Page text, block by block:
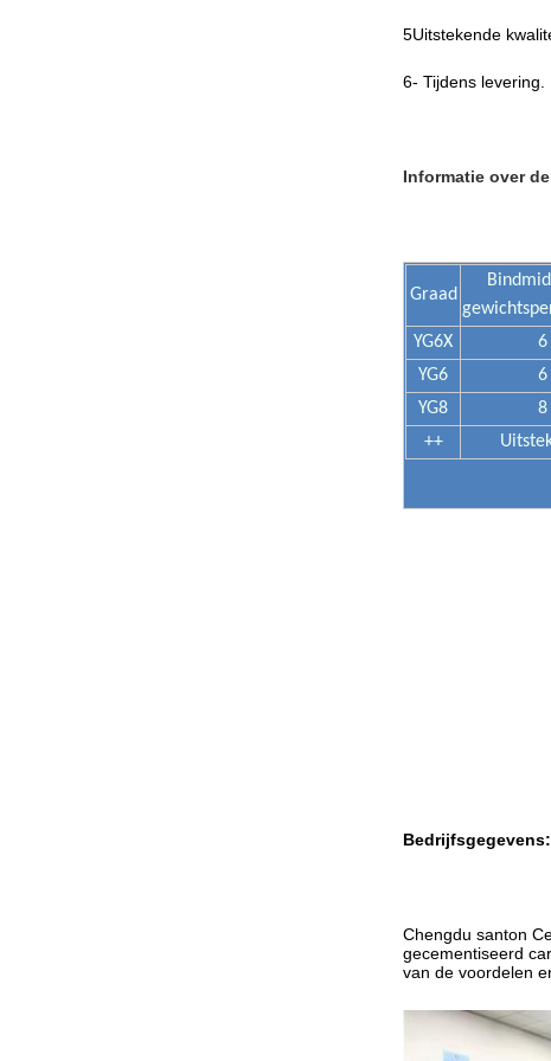
5Uitstekende
6- Tijdens levering.
Informatie over
Graad
YG6X
6
YG6
6
YG8
8
++
Bedrijfsgegevens:
Chengdu santon
gecementiseerd
van de voordelen